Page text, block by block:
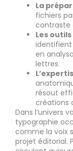
La
fichiers
contraste
Les
identifient
en
lettres.
résout
créations
Dans l’univers
typographie
comme la voix
projet éditorial.